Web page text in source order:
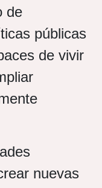
de
públicas
de vivir
nuevas